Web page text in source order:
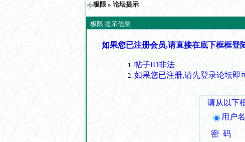
极限 » 论坛提示
极限 提示信息
如果您已注册会员,请直接在底下框框登
帖子ID非法
如果您已注册,请先登录论坛即
请从以下
用户名
密 码